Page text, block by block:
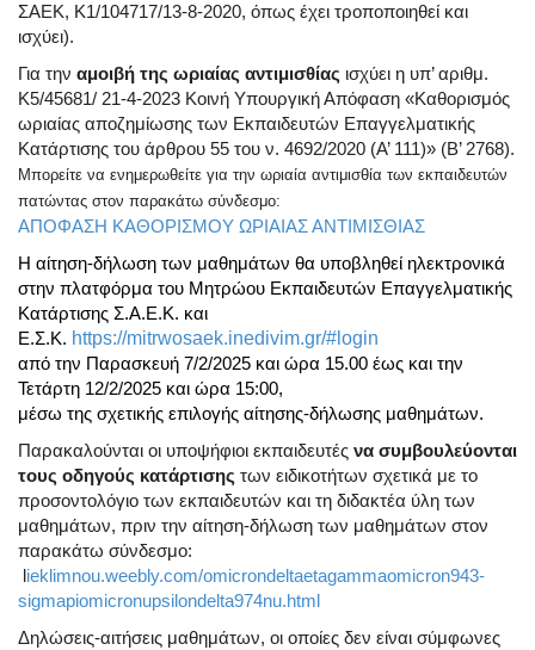
ΣΑΕΚ, Κ1/104717/13-8-2020, όπως έχει τροποποιηθεί και
ισχύει).
Για την αμοιβή της ωριαίας αντιμισθίας ισχύει η υπ’ αριθμ.
Κ5/45681/ 21-4-2023 Κοινή Υπουργική Απόφαση «Καθορισμός
ωριαίας αποζημίωσης των Εκπαιδευτών Επαγγελματικής
Κατάρτισης του άρθρου 55 του ν. 4692/2020 (Α’ 111)» (Β’ 2768).
Μπορείτε να ενημερωθείτε για την ωριαία αντιμισθία των εκπαιδευτών
πατώντας στον παρακάτω σύνδεσμο:
ΑΠΟΦΑΣΗ ΚΑΘΟΡΙΣΜΟΥ ΩΡΙΑΙΑΣ ΑΝΤΙΜΙΣΘΙΑΣ
Η αίτηση-δήλωση των μαθημάτων θα υποβληθεί ηλεκτρονικά
στην πλατφόρμα του Μητρώου Εκπαιδευτών Επαγγελματικής
Κατάρτισης Σ.Α.Ε.Κ. και
Ε.Σ.Κ. https://mitrwosaek.inedivim.gr/#login
από την Παρασκευή 7/2/2025 και ώρα 15.00 έως και την
Τετάρτη 12/2/2025 και ώρα 15:00,
μέσω της σχετικής επιλογής αίτησης-δήλωσης μαθημάτων.
Παρακαλούνται οι υποψήφιοι εκπαιδευτές να συμβουλεύονται
τους οδηγούς κατάρτισης των ειδικοτήτων σχετικά με το
προσοντολόγιο των εκπαιδευτών και τη διδακτέα ύλη των
μαθημάτων, πριν την αίτηση-δήλωση των μαθημάτων στον
παρακάτω σύνδεσμο:
lieklimnou.weebly.com/omicrondeltaetagammaomicron943-
sigmapiomicronupsilondelta974nu.html
Δηλώσεις-αιτήσεις μαθημάτων, οι οποίες δεν είναι σύμφωνες